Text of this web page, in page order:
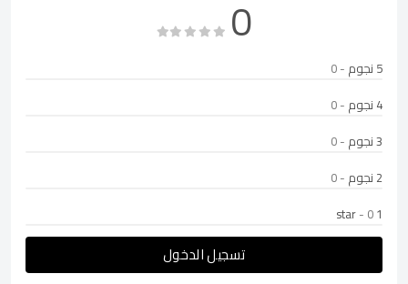
0
5 نجوم
- 0
4 نجوم
- 0
3 نجوم
- 0
2 نجوم
- 0
1 star
- 0
تسجيل الدخول